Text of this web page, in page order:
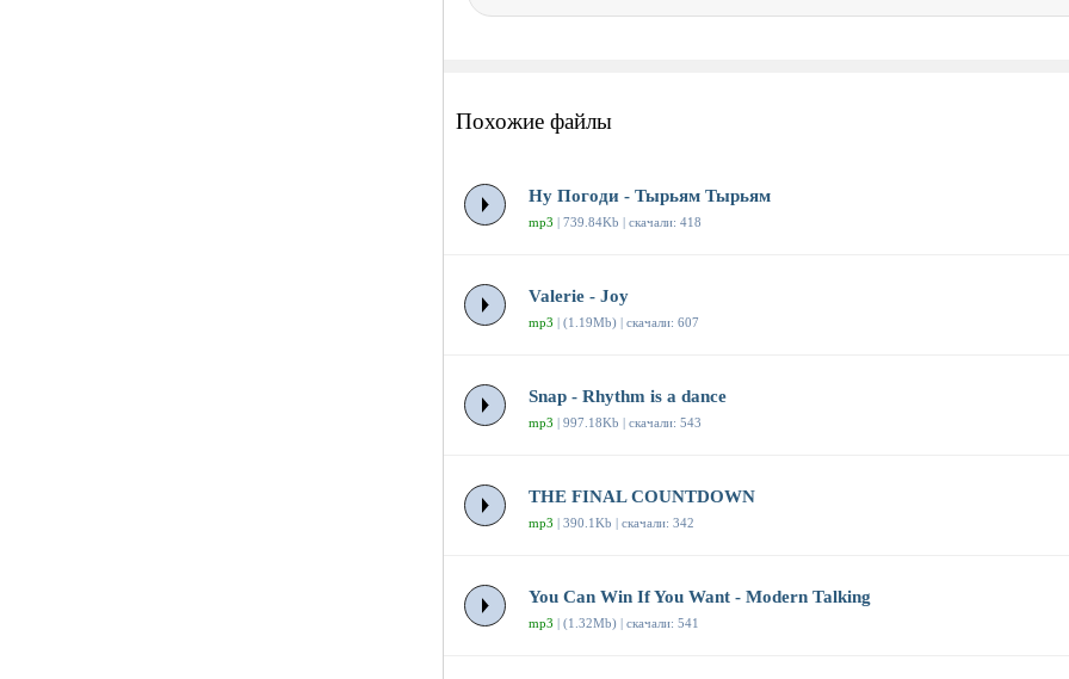
Похожие файлы
Ну Погоди - Тырьям Тырьям
mp3 | 739.84Kb | скачали: 418
Valerie - Joy
mp3 | (1.19Mb) | скачали: 607
Snap - Rhythm is a dance
mp3 | 997.18Kb | скачали: 543
THE FINAL COUNTDOWN
mp3 | 390.1Kb | скачали: 342
You Can Win If You Want - Modern Talking
mp3 | (1.32Mb) | скачали: 541